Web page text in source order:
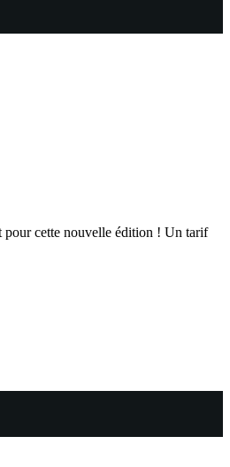
pour cette nouvelle édition ! Un tarif